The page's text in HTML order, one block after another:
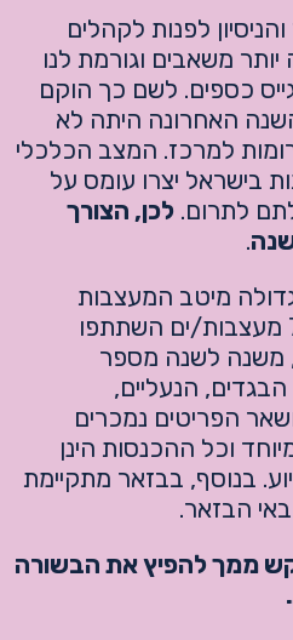
לפנות לקהלים
יותר משאבים וגורמת לנו
כספים. לשם כך הוקם
האחרונה היתה לא
למרכז. המצב הכלכלי
בישראל יצרו עומס על
לתרום. לכן, הצורך
.
מיטב המעצבות
והמעצבים בארץ. כ-750 מעצבות/ים השתתפו
משנה לשנה מספר
הנעליים,
הפריטים נמכרים
וכל ההכנסות הינן
בנוסף, בבזאר מתקיימת
הבזאר.
ממך להפיץ את הבשורה